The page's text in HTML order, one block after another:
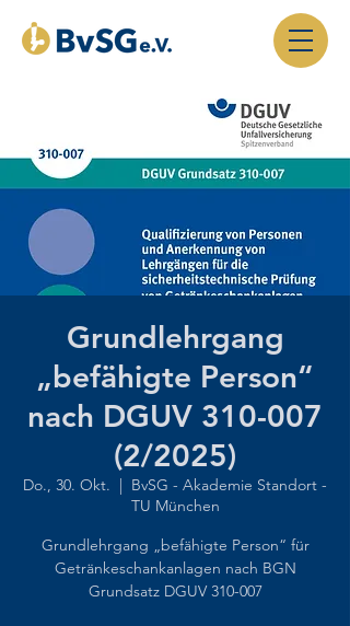
Grundlehrgang
„befähigte Person“
nach DGUV 310-007
(2/2025)
Do., 30. Okt.
  |
BvSG - Akademie Standort -
TU München
Grundlehrgang „befähigte Person“ für
Getränkeschankanlagen nach BGN
Grundsatz DGUV 310-007